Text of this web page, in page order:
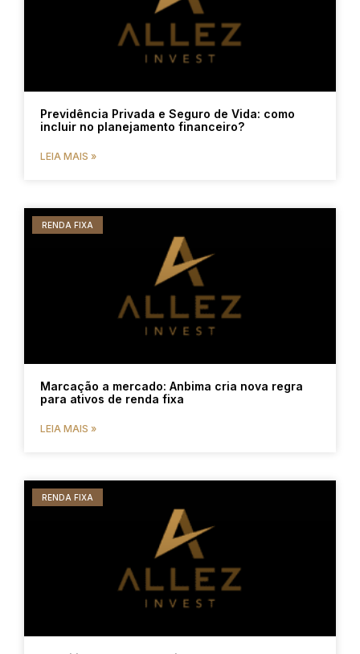
Previdência Privada e Seguro de Vida: como
incluir no planejamento financeiro?
LEIA MAIS »
RENDA FIXA
Marcação a mercado: Anbima cria nova regra
para ativos de renda fixa
LEIA MAIS »
RENDA FIXA